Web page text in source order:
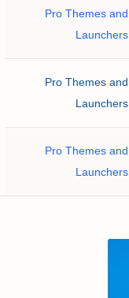
Pro Themes and
Launchers
Pro Themes and
Launchers
Pro Themes and
Launchers